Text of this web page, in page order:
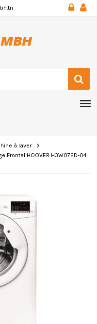
à laver
Frontal HOOVER H3W072D-04